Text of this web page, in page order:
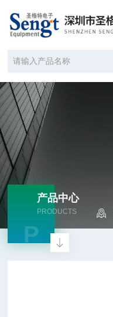
产品中心
PRODUCTS
P